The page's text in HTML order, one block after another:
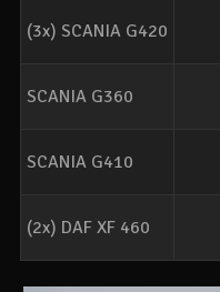
(3x) SCANIA G420
SCANIA G360
SCANIA G410
(2x) DAF XF 460